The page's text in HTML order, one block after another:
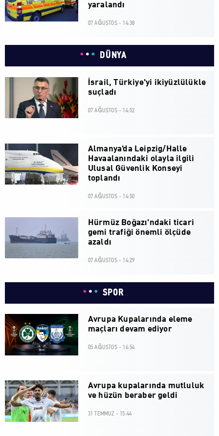
yaralandı
07 AĞUSTOS - 14:38
DÜNYA
İsrail, Türkiye'yi ikiyüzlülükle
suçladı
07 AĞUSTOS - 14:52
Almanya'da Leipzig/Halle
Havaalanındaki olayla ilgili
Ulusal Güvenlik Konseyi
toplandı
07 AĞUSTOS - 14:50
Hürmüz Boğazı'ndaki ticari
gemi trafiği önemli ölçüde
azaldı
07 AĞUSTOS - 14:29
SPOR
Avrupa Kupalarında eleme
maçları devam ediyor
05 AĞUSTOS - 16:54
Avrupa kupalarında mutluluk
ve hüzün beraber geldi
31 TEMMUZ - 15:44